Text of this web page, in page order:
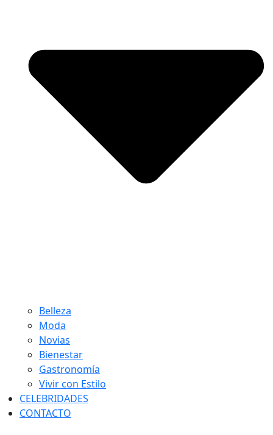
Belleza
Moda
Novias
Bienestar
Gastronomía
Vivir con Estilo
CELEBRIDADES
CONTACTO